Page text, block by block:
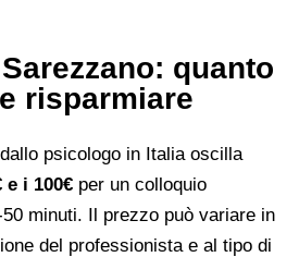
quanto
risparmiare
psicologo in Italia oscilla
e i 100€ per un colloquio
minuti. Il prezzo può variare in
del professionista e al tipo di